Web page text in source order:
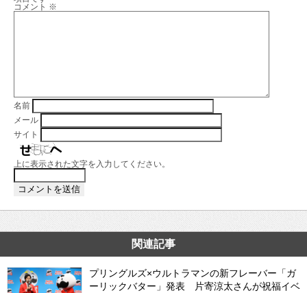
コメント ※
名前
メール
サイト
上に表示された文字を入力してください。
関連記事
プリングルズ×ウルトラマンの新フレーバー「ガ
ーリックバター」発表 片寄涼太さんが祝福イベ